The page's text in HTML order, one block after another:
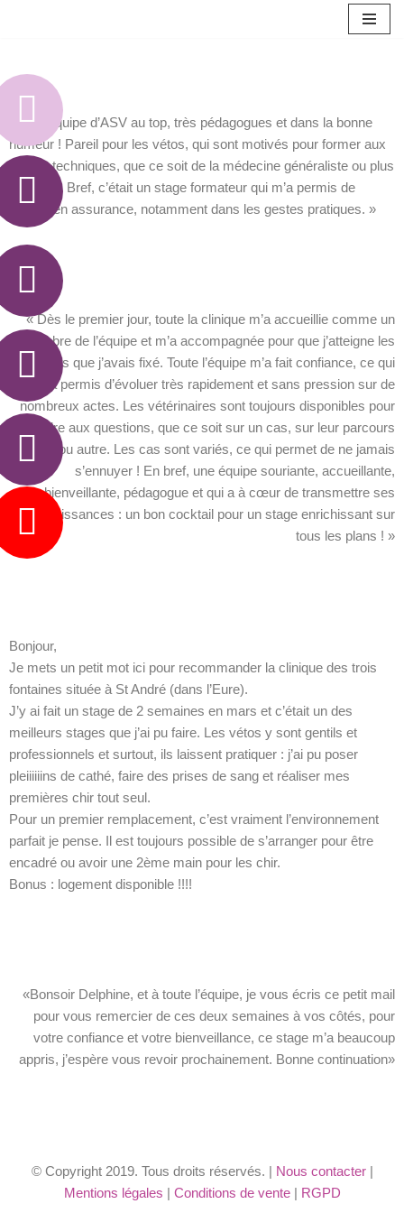
contenu
« Une équipe d’ASV au top, très pédagogues et dans la bonne
humeur ! Pareil pour les vétos, qui sont motivés pour former aux
gestes techniques, que ce soit de la médecine généraliste ou plus
poussée. Bref, c’était un stage formateur qui m’a permis de
gagner en assurance, notamment dans les gestes pratiques. »
« Dès le premier jour, toute la clinique m’a accueillie comme un
membre de l’équipe et m’a accompagnée pour que j’atteigne les
objectifs que j’avais fixé. Toute l’équipe m’a fait confiance, ce qui
m’a permis d’évoluer très rapidement et sans pression sur de
nombreux actes. Les vétérinaires sont toujours disponibles pour
répondre aux questions, que ce soit sur un cas, sur leur parcours
ou autre. Les cas sont variés, ce qui permet de ne jamais
s’ennuyer ! En bref, une équipe souriante, accueillante,
bienveillante, pédagogue et qui a à cœur de transmettre ses
connaissances : un bon cocktail pour un stage enrichissant sur
tous les plans ! »
Bonjour,
Je mets un petit mot ici pour recommander la clinique des trois
fontaines située à St André (dans l’Eure).
J’y ai fait un stage de 2 semaines en mars et c’était un des
meilleurs stages que j’ai pu faire. Les vétos y sont gentils et
professionnels et surtout, ils laissent pratiquer : j’ai pu poser
pleiiiiiins de cathé, faire des prises de sang et réaliser mes
premières chir tout seul.
Pour un premier remplacement, c’est vraiment l’environnement
parfait je pense. Il est toujours possible de s’arranger pour être
encadré ou avoir une 2ème main pour les chir.
Bonus : logement disponible !!!!
«Bonsoir Delphine, et à toute l’équipe, je vous écris ce petit mail
pour vous remercier de ces deux semaines à vos côtés, pour
votre confiance et votre bienveillance, ce stage m’a beaucoup
appris, j’espère vous revoir prochainement. Bonne continuation»
© Copyright 2019. Tous droits réservés. | Nous contacter|
Mentions légales | Conditions de vente| RGPD